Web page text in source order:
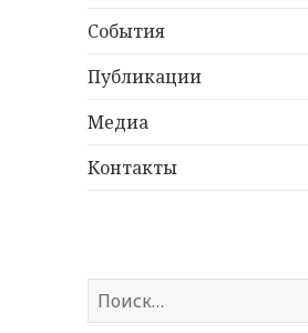
События
Публикации
Медиа
Контакты
Н
а